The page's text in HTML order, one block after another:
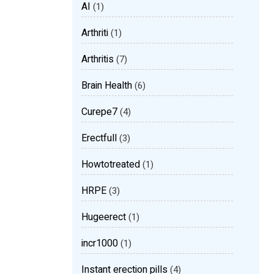
AI (1)
Arthriti(1)
Arthritis(7)
Brain Health(6)
Curepe7(4)
Erectfull(3)
Howtotreated(1)
HRPE(3)
Hugeerect(1)
incr1000(1)
Instant erection pills(4)